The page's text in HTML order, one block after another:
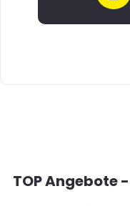
TOP Angebote